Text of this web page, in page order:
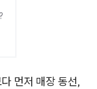
먼저 매장 동선,